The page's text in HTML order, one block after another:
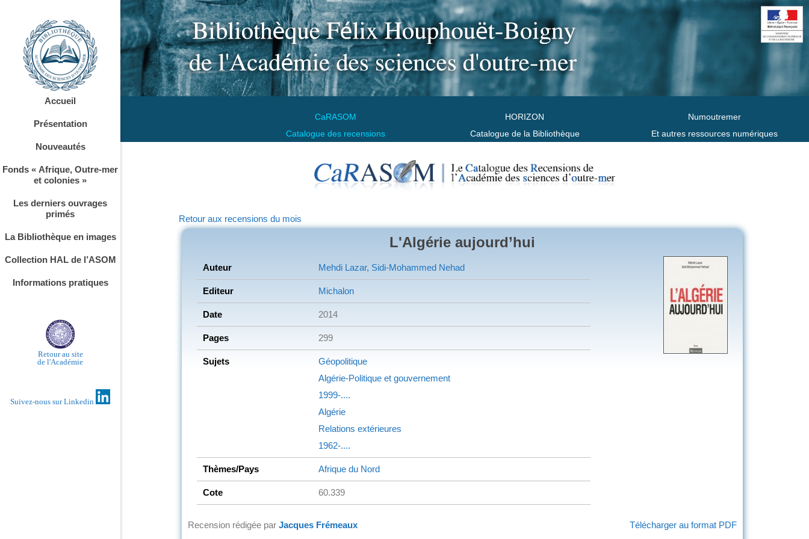
CaRASOM
Catalogue des recensions
HORIZON
Catalogue de la Bibliothèque
Numoutremer
Et autres ressources numériques
Accueil
Présentation
Nouveautés
Fonds « Afrique, Outre-mer
et colonies »
Les derniers ouvrages
primés
La Bibliothèque en images
Collection HAL de l’ASOM
Informations pratiques
Retour au site
de l'Académie
Suivez-nous sur Linkedin
Retour aux recensions du mois
L'Algérie aujourd’hui
Auteur Mehdi Lazar, Sidi-Mohammed Nehad
Editeur Michalon
Date 2014
Pages 299
Sujets
Géopolitique
Algérie-Politique et gouvernement
1999-....
Algérie
Relations extérieures
1962-....
Thèmes/Pays Afrique du Nord
Cote 60.339
Télécharger au format PDF
Recension rédigée par Jacques Frémeaux